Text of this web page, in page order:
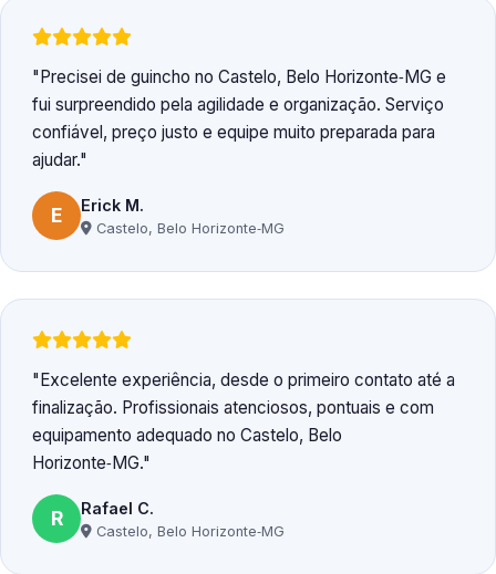
Precisei de guincho no Castelo, Belo Horizonte‑MG e
fui surpreendido pela agilidade e organização. Serviço
confiável, preço justo e equipe muito preparada para
ajudar.
E Erick M.
Castelo, Belo Horizonte‑MG
Excelente experiência, desde o primeiro contato até a
finalização. Profissionais atenciosos, pontuais e com
equipamento adequado no Castelo, Belo
Horizonte‑MG.
R Rafael C.
Castelo, Belo Horizonte‑MG